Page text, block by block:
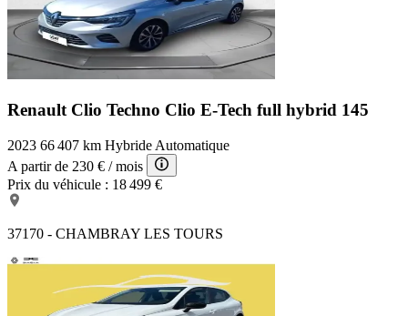
Renault Clio Techno Clio E-Tech full hybrid 145
2023 66 407 km Hybride Automatique
A partir de 230 € / mois
Prix du véhicule : 18 499 €
37170 - CHAMBRAY LES TOURS